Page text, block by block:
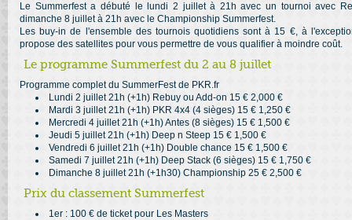
Le Summerfest a débuté le lundi 2 juillet à 21h avec un tournoi avec
dimanche 8 juillet à 21h avec le Championship Summerfest.
Les buy-in de l'ensemble des tournois quotidiens sont à 15 €, à
propose des satellites pour vous permettre de vous qualifier à moindre coût.
Le programme Summerfest du 2 au 8 juillet
Programme complet du SummerFest de PKR.fr
Lundi 2 juillet 21h (+1h) Rebuy ou Add-on 15 € 2,000 €
Mardi 3 juillet 21h (+1h) PKR 4x4 (4 sièges) 15 € 1,250 €
Mercredi 4 juillet 21h (+1h) Antes (8 sièges) 15 € 1,500 €
Jeudi 5 juillet 21h (+1h) Deep n Steep 15 € 1,500 €
Vendredi 6 juillet 21h (+1h) Double chance 15 € 1,500 €
Samedi 7 juillet 21h (+1h) Deep Stack (6 sièges) 15 € 1,750 €
Dimanche 8 juillet 21h (+1h30) Championship 25 € 2,500 €
Prix du classement Summerfest
1er : 100 € de ticket pour Les Masters